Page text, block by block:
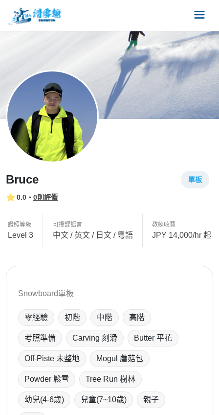
Bruce 單板
0.0 ・ 0則評價
證照等級
Level 3
可授課語言
中文 / 英文 / 日文 / 粵語
教練收費
JPY 14,000/hr 起
Snowboard單板
零經驗 初階 中階 高階
考照準備 Carving 刻滑 Butter 平花
Off-Piste 未整地 Mogul 蘑菇包
Powder 鬆雪 Tree Run 樹林
幼兒(4-6歲) 兒童(7~10歲) 親子